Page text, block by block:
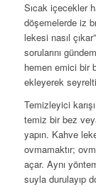
Sıcak içecekler
döşemelerde iz
lekesi nasıl
sorularını
hemen emici bir
ekleyerek
Temizleyici
temiz bir bez
yapın. Kahve
ovmamaktır;
açar. Aynı
suyla durulayıp